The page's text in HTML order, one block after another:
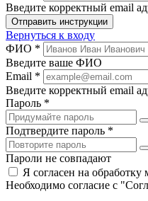
Введите корректный email
Отправить инструкции
Вернуться к входу
ФИО *
Введите ваше ФИО
Email *
Введите корректный email
Пароль *
Подтвердите пароль *
Пароли не совпадают
Я согласен на
Необходимо согласие с